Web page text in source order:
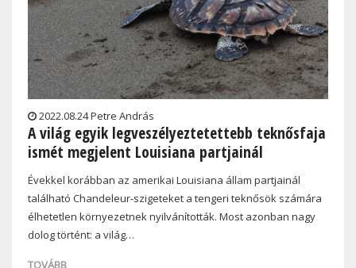
2022.08.24 Petre András
A világ egyik legveszélyeztetettebb teknősfaja
ismét megjelent Louisiana partjainál
Évekkel korábban az amerikai Louisiana állam partjainál
található Chandeleur-szigeteket a tengeri teknősök számára
élhetetlen környezetnek nyilvánították. Most azonban nagy
dolog történt: a világ…
TOVÁBB